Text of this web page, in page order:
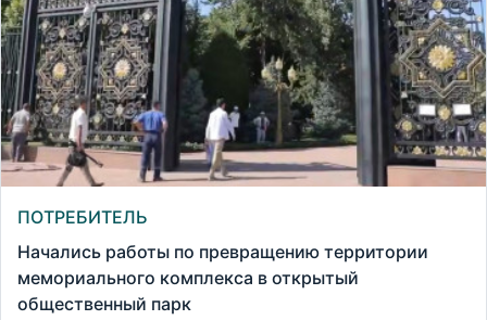
ПОТРЕБИТЕЛЬ
Начались работы по превращению территории
мемориального комплекса в открытый
общественный парк